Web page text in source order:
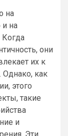
на
и на
Когда
они
их к
как
этого
такие
и